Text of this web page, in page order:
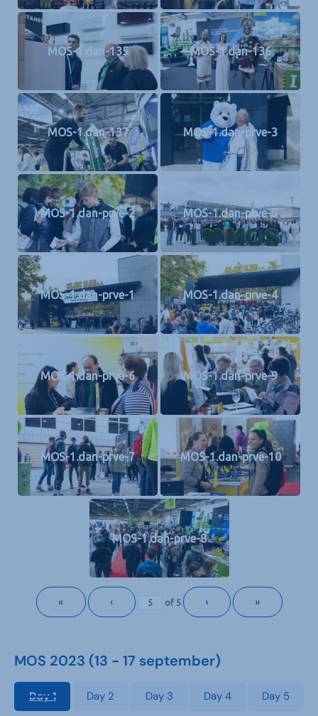
MOS-1.dan-135 MOS-1.dan-136
MOS-1.dan-137 MOS-1.dan-prve-3
MOS-1.dan-prve-2 MOS-1.dan-prve-5
MOS-1.dan-prve-1 MOS-1.dan-prve-4
MOS-1.dan-prve-6 MOS-1.dan-prve-9
MOS-1.dan-prve-7 MOS-1.dan-prve-10
MOS-1.dan-prve-8
« ‹ of 5 › »
MOS 2023 (13 - 17 september)
Day 1 Day 2 Day 3 Day 4 Day 5